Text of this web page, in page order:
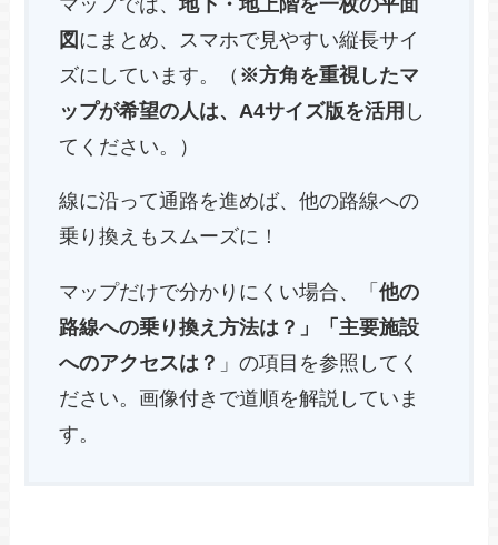
図 にまとめ、スマホで見やすい縦長サイ
ズにしています。（ ※方角を重視したマ
ップが希望の人は、A4サイズ版を活用 し
てください。）
線に沿って通路を進めば、他の路線への
乗り換えもスムーズに！
マップだけで分かりにくい場合、「他の
路線への乗り換え方法は？」「主要施設
へのアクセスは？ 」の項目を参照してく
ださい。画像付きで道順を解説していま
す。